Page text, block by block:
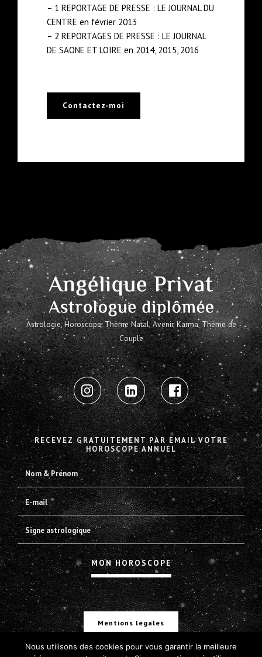
– 1 REPORTAGE DE PRESSE : LE JOURNAL DU
CENTRE en février 2013
– 2 REPORTAGES DE PRESSE : LE JOURNAL
DE SAONE ET LOIRE en 2014, 2015, 2016
Contactez-moi
Astrologie, Horoscope, Thème Natal, Avenir, Karma, Thème de
Couple
RECEVEZ GRATUITEMENT PAR EMAIL VOTRE
HOROSCOPE ANNUEL
Mentions légales
Nous utilisons des cookies pour vous garantir la meilleure